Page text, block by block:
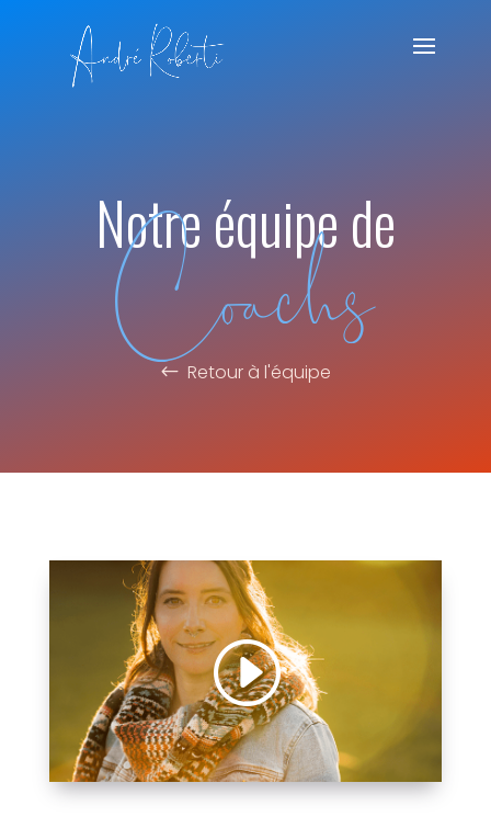
Notre équipe de
Coachs
# Retour à l'équipe